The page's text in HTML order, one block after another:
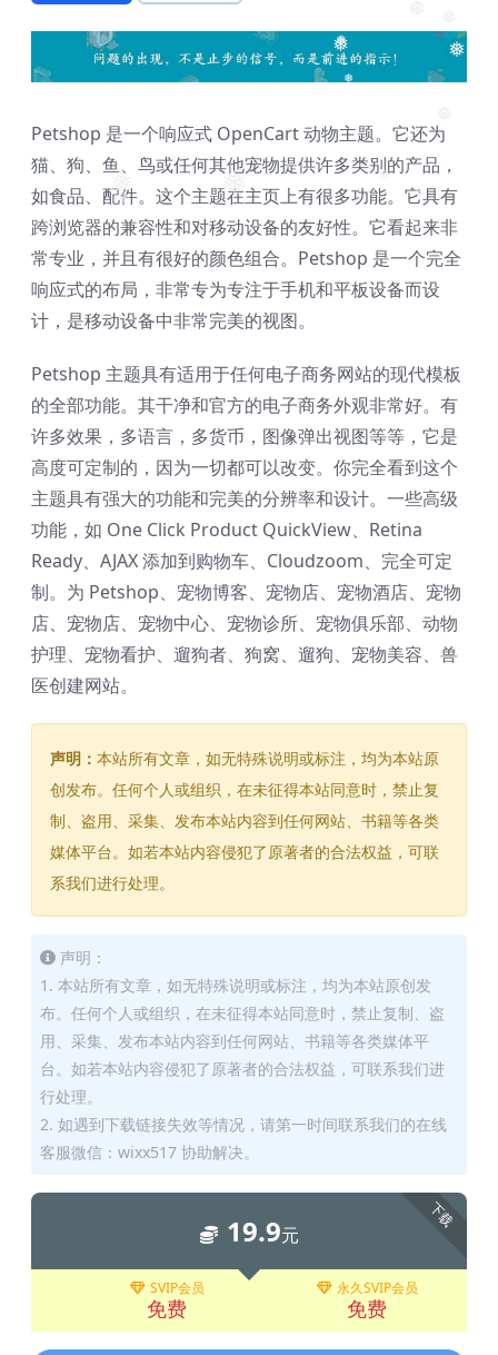
❅
❅
❅
❅ ❅
❅ ❅
❅
❅
Petshop 是一个响应式 OpenCart 动物主题。它还为
猫、狗、鱼、鸟或任何其他宠物提供许多类别的产品，
如食品、配件。这个主题在主页上有很多功能。它具有
跨浏览器的兼容性和对移动设备的友好性。它看起来非
常专业，并且有很好的颜色组合。Petshop 是一个完全
响应式的布局，非常专为专注于手机和平板设备而设
计，是移动设备中非常完美的视图。
Petshop 主题具有适用于任何电子商务网站的现代模板
的全部功能。其干净和官方的电子商务外观非常好。有
许多效果，多语言，多货币，图像弹出视图等等，它是
高度可定制的，因为一切都可以改变。你完全看到这个
主题具有强大的功能和完美的分辨率和设计。一些高级
功能，如 One Click Product QuickView、Retina
Ready、AJAX 添加到购物车、Cloudzoom、完全可定
制。为 Petshop、宠物博客、宠物店、宠物酒店、宠物
店、宠物店、宠物中心、宠物诊所、宠物俱乐部、动物
护理、宠物看护、遛狗者、狗窝、遛狗、宠物美容、兽
医创建网站。
声明： 本站所有文章，如无特殊说明或标注，均为本站原
创发布。任何个人或组织，在未征得本站同意时，禁止复
制、盗用、采集、发布本站内容到任何网站、书籍等各类
媒体平台。如若本站内容侵犯了原著者的合法权益，可联
系我们进行处理。
声明：
1. 本站所有文章，如无特殊说明或标注，均为本站原创发
布。任何个人或组织，在未征得本站同意时，禁止复制、盗
用、采集、发布本站内容到任何网站、书籍等各类媒体平
台。如若本站内容侵犯了原著者的合法权益，可联系我们进
行处理。
2. 如遇到下载链接失效等情况，请第一时间联系我们的在线
客服微信：wixx517 协助解决。
下载
19.9元
SVIP会员
免费
永久SVIP会员
免费